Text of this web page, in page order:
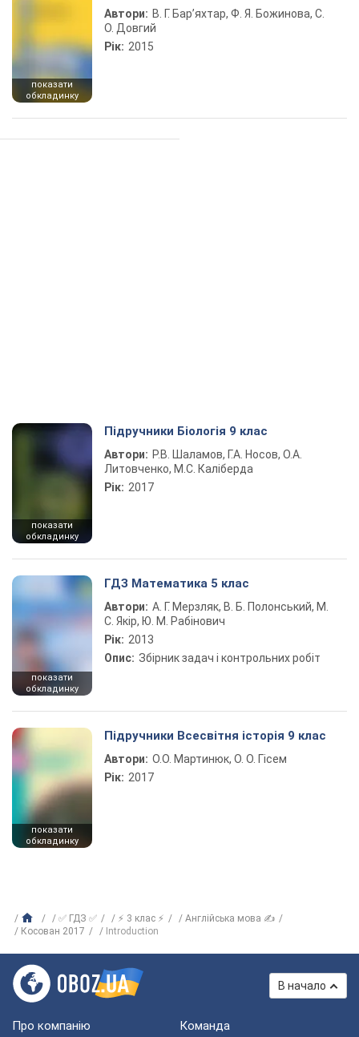
показати
обкладинку
Автори: В. Г. Бар’яхтар, Ф. Я. Божинова, С.
О. Довгий
Рік: 2015
показати
обкладинку
Підручники Біологія 9 клас
Автори: Р.В. Шаламов, Г.А. Носов, О.А.
Литовченко, М.С. Каліберда
Рік: 2017
показати
обкладинку
ГДЗ Математика 5 клас
Автори: А. Г. Мерзляк, В. Б. Полонський, М.
С. Якір, Ю. М. Рабінович
Рік: 2013
Опис: Збірник задач і контрольних робіт
показати
обкладинку
Підручники Всесвітня історія 9 клас
Автори: О.О. Мартинюк, О. О. Гісем
Рік: 2017
✅ ГДЗ ✅ ⚡ 3 клас ⚡
Англійська мова ✍
Косован 2017
Introduction
В начало
Про компанію Команда